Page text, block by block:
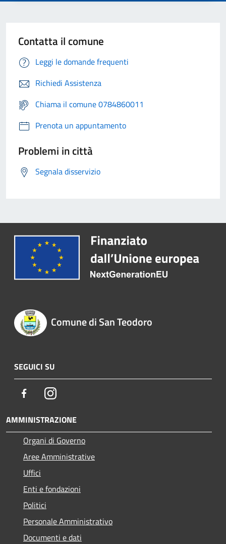
Contatta il comune
Leggi le domande frequenti
Richiedi Assistenza
Chiama il comune 0784860011
Prenota un appuntamento
Problemi in città
Segnala disservizio
Comune di San Teodoro
SEGUICI SU
FacebookInstagram
AMMINISTRAZIONE
Organi di Governo
Aree Amministrative
Uffici
Enti e fondazioni
Politici
Personale Amministrativo
Documenti e dati